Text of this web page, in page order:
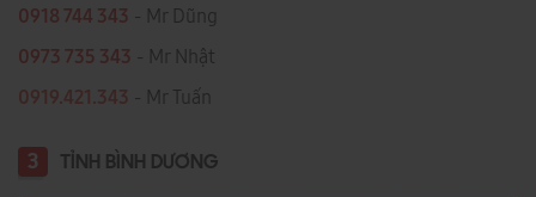
0918 744 343 - Mr Dũng
0973 735 343 - Mr Nhật
0919.421.343 ​​​​​​ - Mr Tuấn
3 TỈNH BÌNH DƯƠNG